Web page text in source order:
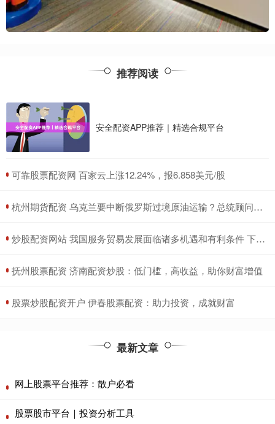
推荐阅读
安全配资APP推荐｜精选合规平台
​可靠股票配资网 百家云上涨12.24%，报6.858美元/股
​杭州期货配资 乌克兰要中断俄罗斯过境原油运输？总统顾问搞混了合同到期时间
​炒股配资网站 我国服务贸易发展面临诸多机遇和有利条件 下一步重点从四个方面创新提升服务贸易
​抚州股票配资 济南配资炒股：低门槛，高收益，助你财富增值
​股票炒股配资开户 伊春股票配资：助力投资，成就财富
最新文章
网上股票平台推荐：散户必看
股票股市平台｜投资分析工具